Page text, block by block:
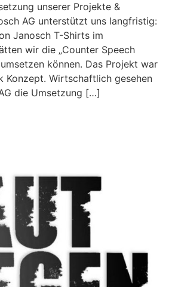
unserer Projekte &
AG unterstützt uns langfristig:
Janosch T-Shirts im
wir die „Counter Speech
können. Das Projekt war
Konzept. Wirtschaftlich gesehen
die Umsetzung […]